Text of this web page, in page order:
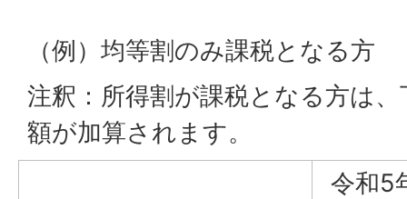
（例）均等割のみ課税となる方
注釈：所得割が課税となる方は
額が加算されます。
令和5